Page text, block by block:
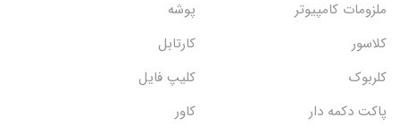
ملزومات کامپیوتر
پوشه
کلاسور
کارتابل
کلربوک
کلیپ فایل
پاکت دکمه دار
کاور